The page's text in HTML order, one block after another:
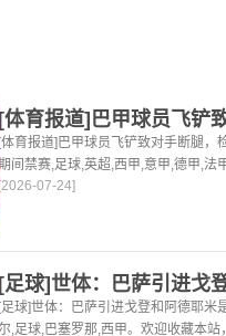
[体育报道]巴甲球员飞铲致对手断腿，
间禁赛,足球,英超,西甲,意甲,德甲,法
24小时为你更新最新的足球，篮球体育
[2026-07-24]
[足球]世体：巴萨引进戈登和阿德耶米
,足球,巴塞罗那,西甲。欢迎收藏本